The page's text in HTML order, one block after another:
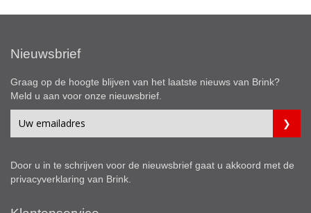
Nieuwsbrief
Graag op de hoogte blijven van het laatste nieuws van Brink?
Meld u aan voor onze nieuwsbrief.
Door u in te schrijven voor de nieuwsbrief gaat u akkoord met de
privacyverklaring van Brink.